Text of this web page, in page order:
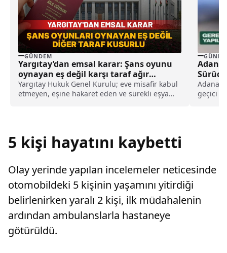
GÜNDEM
Yargıtay’dan emsal karar: Şans oyunu
oynayan eş değil karşı taraf ağır
kusurlu sayıldı
Yargıtay Hukuk Genel Kurulu; eve misafir kabul
etmeyen, eşine hakaret eden ve sürekli eşya
Sürücü
geçici
5 kişi hayatını kaybetti
Olay yerinde yapılan incelemeler neticesinde
otomobildeki 5 kişinin yaşamını yitirdiği
belirlenirken yaralı 2 kişi, ilk müdahalenin
ardından ambulanslarla hastaneye
götürüldü.